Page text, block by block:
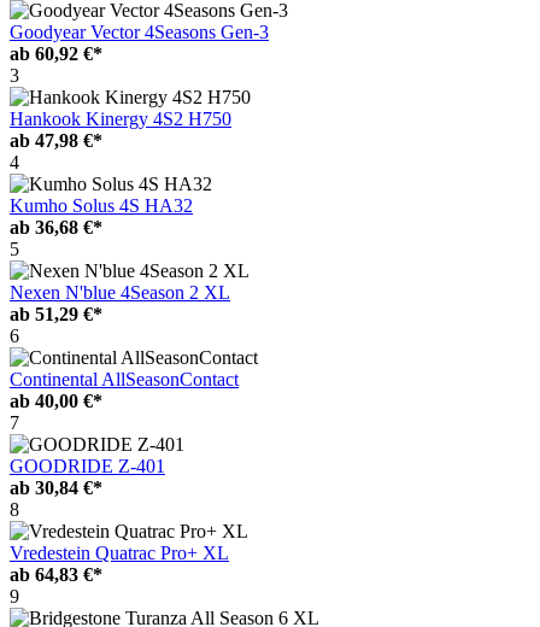
Goodyear Vector 4Seasons Gen-3
ab 60,92 €*
3
Hankook Kinergy 4S2 H750
ab 47,98 €*
4
Kumho Solus 4S HA32
ab 36,68 €*
5
Nexen N'blue 4Season 2 XL
ab 51,29 €*
6
Continental AllSeasonContact
ab 40,00 €*
7
GOODRIDE Z-401
ab 30,84 €*
8
Vredestein Quatrac Pro+ XL
ab 64,83 €*
9